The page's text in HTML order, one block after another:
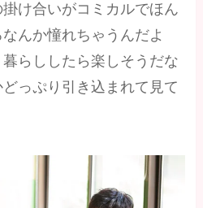
け合いがコミカルでほん
んか憧れちゃうんだよ
らししたら楽しそうだな
っぷり引き込まれて見て